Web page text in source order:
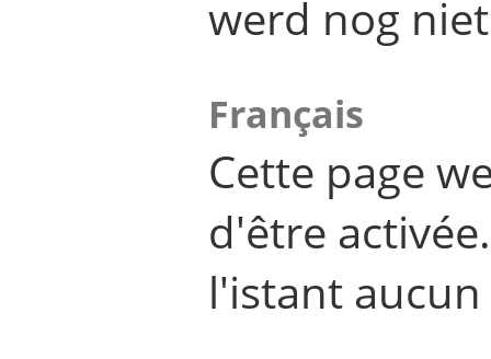
werd nog
Français
Cette page
d'être
l'istant